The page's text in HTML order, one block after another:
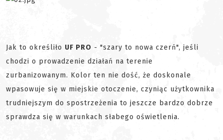
Jak to określiło UF PRO - "szary to nowa czerń", jeśli
chodzi o prowadzenie działań na terenie
zurbanizowanym. Kolor ten nie dość, że doskonale
wpasowuje się w miejskie otoczenie, czyniąc użytkownika
trudniejszym do spostrzeżenia to jeszcze bardzo dobrze
sprawdza się w warunkach słabego oświetlenia.